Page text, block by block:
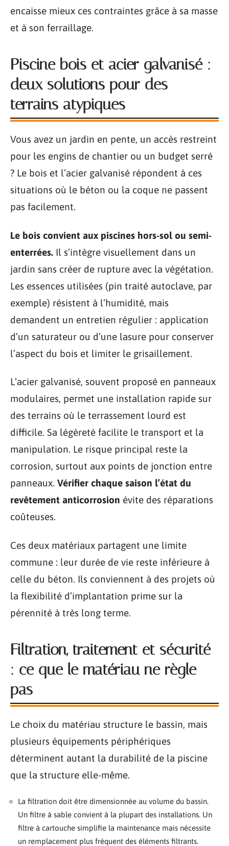
encaisse mieux ces contraintes grâce à sa masse
et à son ferraillage.
Piscine bois et acier galvanisé :
deux solutions pour des
terrains atypiques
Vous avez un jardin en pente, un accès restreint
pour les engins de chantier ou un budget serré
? Le bois et l’acier galvanisé répondent à ces
situations où le béton ou la coque ne passent
pas facilement.
Le bois convient aux piscines hors-sol ou semi-
enterrées. Il s’intègre visuellement dans un
jardin sans créer de rupture avec la végétation.
Les essences utilisées (pin traité autoclave, par
exemple) résistent à l’humidité, mais
demandent un entretien régulier : application
d’un saturateur ou d’une lasure pour conserver
l’aspect du bois et limiter le grisaillement.
L’acier galvanisé, souvent proposé en panneaux
modulaires, permet une installation rapide sur
des terrains où le terrassement lourd est
difficile. Sa légèreté facilite le transport et la
manipulation. Le risque principal reste la
corrosion, surtout aux points de jonction entre
panneaux. Vérifier chaque saison l’état du
revêtement anticorrosion évite des réparations
coûteuses.
Ces deux matériaux partagent une limite
commune : leur durée de vie reste inférieure à
celle du béton. Ils conviennent à des projets où
la flexibilité d’implantation prime sur la
pérennité à très long terme.
Filtration, traitement et sécurité
: ce que le matériau ne règle
pas
Le choix du matériau structure le bassin, mais
plusieurs équipements périphériques
déterminent autant la durabilité de la piscine
que la structure elle-même.
La filtration doit être dimensionnée au volume du bassin.
Un filtre à sable convient à la plupart des installations. Un
filtre à cartouche simplifie la maintenance mais nécessite
un remplacement plus fréquent des éléments filtrants.